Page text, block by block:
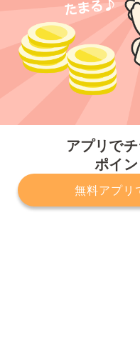
アプリで
ポイン
無料アプリ
プライバシーポリ
サービスに関してのお問